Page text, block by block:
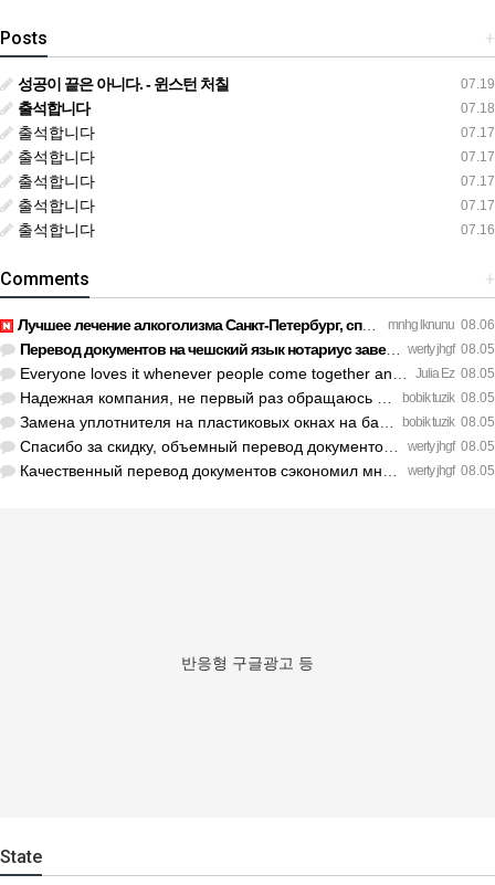
+
Posts
07.19
성공이 끝은 아니다. - 윈스턴 처칠
07.18
출석합니다
07.17
출석합니다
07.17
출석합니다
07.17
출석합니다
07.17
출석합니다
07.16
출석합니다
+
Comments
mnhg lknunu 08.06
Лучшее лечение алкоголизма Санкт-Петербург, специалисты букв…
werty jhgf 08.05
Перевод документов на чешский язык нотариус заверил с первог…
Julia Ez 08.05
Everyone loves it whenever people come together and share op…
bobik tuzik 08.05
Надежная компания, не первый раз обращаюсь к ним за обслужив…
bobik tuzik 08.05
Замена уплотнителя на пластиковых окнах на балконе решила пр…
werty jhgf 08.05
Спасибо за скидку, объемный перевод документов обошелся деше…
werty jhgf 08.05
Качественный перевод документов сэкономил мне кучу нервов пе…
반응형 구글광고 등
State